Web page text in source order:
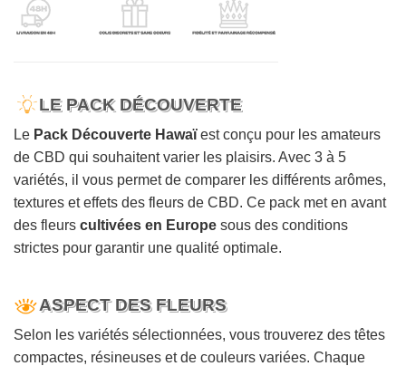
LE PACK DÉCOUVERTE
Le Pack Découverte Hawaïest conçu pour les amateurs
de CBD qui souhaitent varier les plaisirs. Avec 3 à 5
variétés, il vous permet de comparer les différents arômes,
textures et effets des fleurs de CBD. Ce pack met en avant
des fleurs cultivées en Europe sous des conditions
strictes pour garantir une qualité optimale.
ASPECT DES FLEURS
Selon les variétés sélectionnées, vous trouverez des têtes
compactes, résineuses et de couleurs variées. Chaque